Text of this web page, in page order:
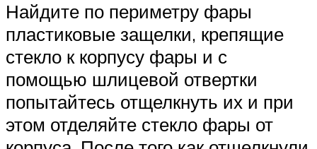
Найдите по периметру фары
пластиковые защелки, крепящие
стекло к корпусу фары и с
помощью шлицевой отвертки
попытайтесь отщелкнуть их и при
этом отделяйте стекло фары от